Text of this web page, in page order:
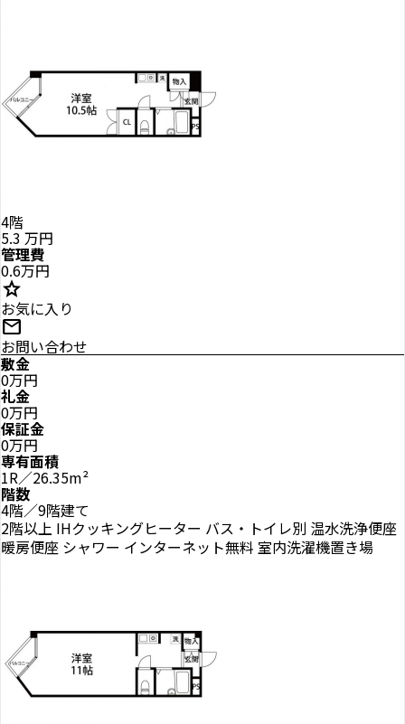
4階
5.3 万円
管理費
0.6万円
star
お気に入り
mail
お問い合わせ
敷金
0万円
礼金
0万円
保証金
0万円
専有面積
1R／26.35m²
階数
4階／9階建て
2階以上 IHクッキングヒーター バス・トイレ別 温水洗浄便座
暖房便座 シャワー インターネット無料 室内洗濯機置き場